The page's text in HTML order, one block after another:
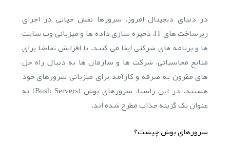
در دنیای دیجیتال امروز، سرورها نقش حیاتی در اجرای
زیرساخت های IT، ذخیره سازی داده ها و میزبانی وب سایت
ها و برنامه های شرکتی ایفا می کنند. با افزایش تقاضا برای
منابع محاسباتی، شرکت ها و سازمان ها به دنبال راه حل
های مقرون به صرفه و کارآمد برای میزبانی سرورهای خود
هستند. در این راستا، سرورهای بوش (Bush Servers) به
عنوان یک گزینه جذاب مطرح شده اند.
سرورهای بوش چیست؟